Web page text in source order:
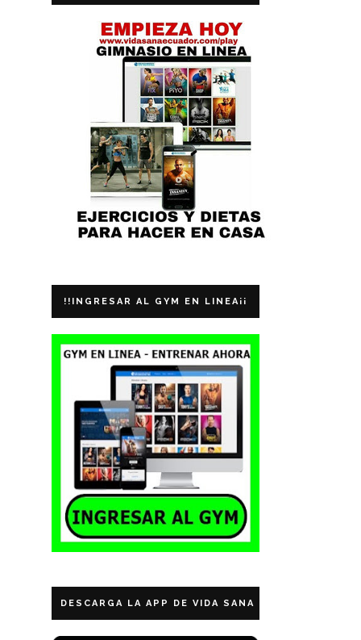
!!INGRESAR AL GYM EN LINEA¡¡
DESCARGA LA APP DE VIDA SANA ECUADOR